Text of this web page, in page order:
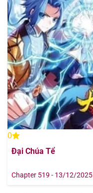
Chapter 206
Chapter 205
Chapter 204
Chapter 203
Chapter 202
Chapter 201
Chapter 200
0
Đại Chúa Tể
Chapter 519 - 13/12/2025